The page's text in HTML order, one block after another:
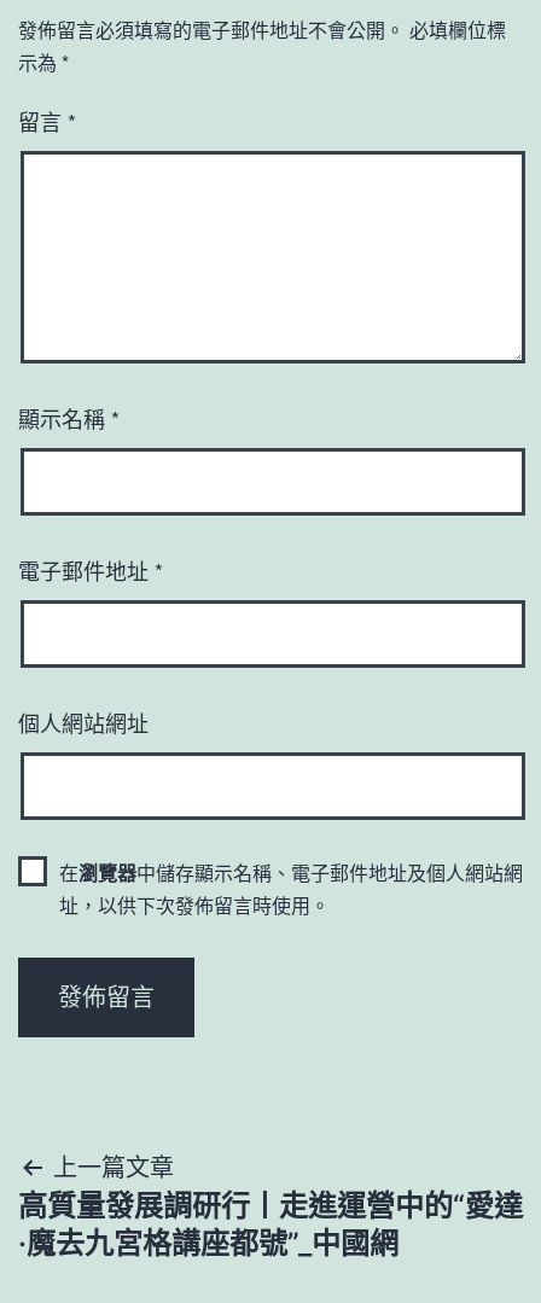
發佈留言必須填寫的電子郵件地址不會公開。 必填欄位標
示為 *
留言 *
顯示名稱 *
電子郵件地址 *
個人網站網址
在瀏覽器中儲存顯示名稱、電子郵件地址及個人網站網
址，以供下次發佈留言時使用。
文
章
上一篇文章
高質量發展調研行丨走進運營中的“愛達
·魔去九宮格講座都號”_中國網